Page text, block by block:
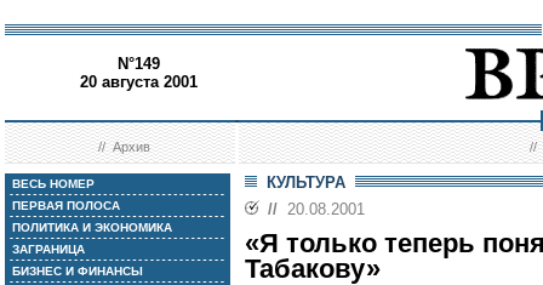
N°149
20 августа 2001
//Архив //
ВЕСЬ НОМЕР
ПЕРВАЯ ПОЛОСА
ПОЛИТИКА И ЭКОНОМИКА
ЗАГРАНИЦА
БИЗНЕС И ФИНАНСЫ
КУЛЬТУРА
// 20.08.2001
«Я только теперь
Табакову»